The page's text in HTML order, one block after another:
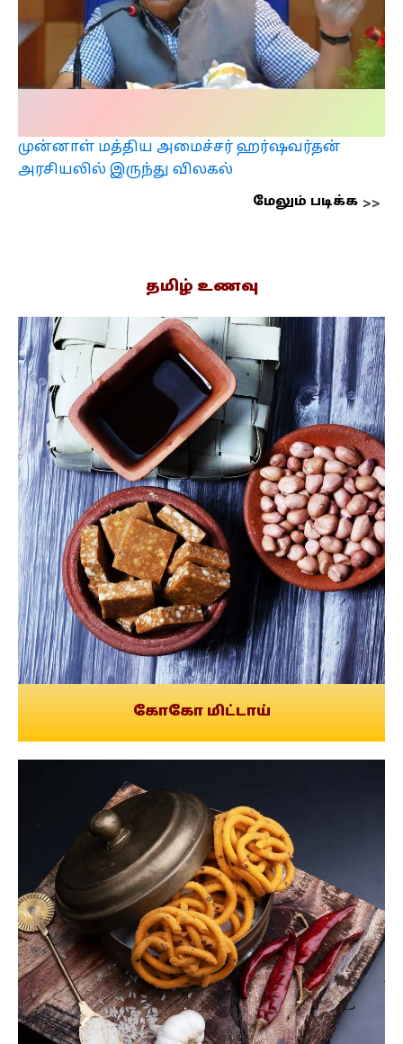
முன்னாள் மத்திய அமைச்சர் ஹர்ஷவர்தன்
அரசியலில் இருந்து விலகல்
மேலும் படிக்க
தமிழ் உணவு
கோகோ மிட்டாய்